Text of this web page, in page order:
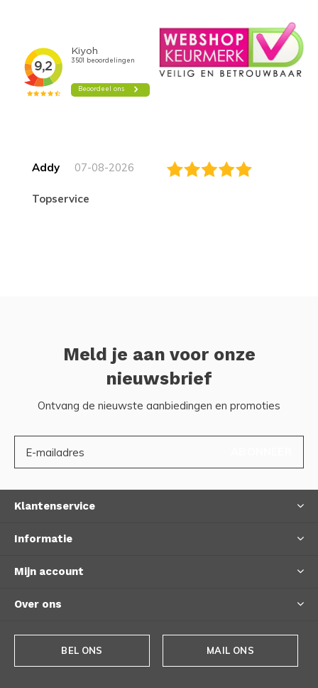
Addy 07-08-2026
topservice
Meld je aan voor onze
nieuwsbrief
Ontvang de nieuwste aanbiedingen en promoties
Klantenservice
Informatie
Mijn account
Over ons
BEL ONS MAIL ONS